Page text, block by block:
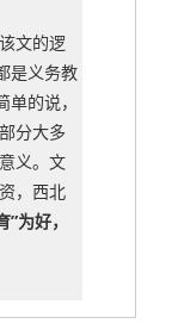
文的逻
是义务教
的说，
分大多
义。文
，西北
为好，